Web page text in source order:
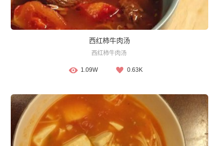
西红柿牛肉汤
西红柿牛肉汤
1.09W 0.63K